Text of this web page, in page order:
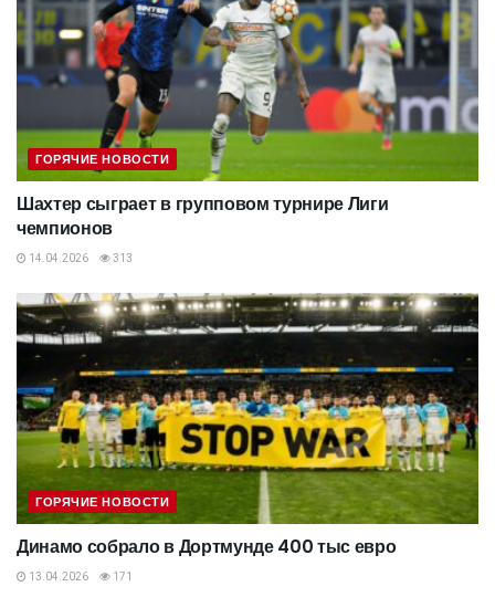
ГОРЯЧИЕ НОВОСТИ
Шахтер сыграет в групповом турнире Лиги
чемпионов
14.04.2026 313
ГОРЯЧИЕ НОВОСТИ
Динамо собрало в Дортмунде 400 тыс евро
13.04.2026 171